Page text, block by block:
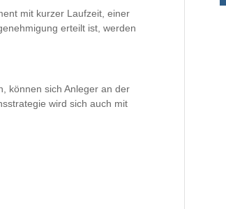
mit kurzer Laufzeit, einer
erteilt ist, werden
können sich Anleger an der
wird sich auch mit